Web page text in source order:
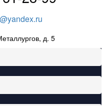
д. 5